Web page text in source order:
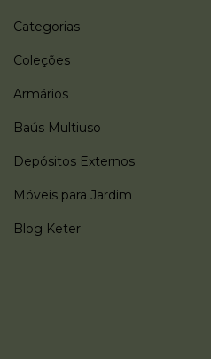
Categorias
Coleções
Armários
Baús Multiuso
Depósitos Externos
Móveis para Jardim
Blog Keter